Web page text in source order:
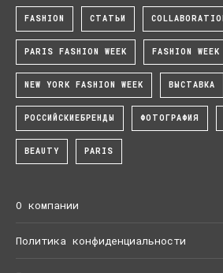
FASHION СТАТЬИ
PARIS FASHION WEEK FASHION WEEK
NEW YORK FASHION WEEK ВЫСТАВКА
РОССИЙСКИЕБРЕНДЫ ФОТОГРАФИЯ
BEAUTY PARIS
О компании
Политика конфиденциальности